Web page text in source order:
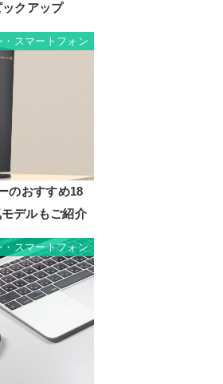
クアップ
・スマートフォン
のおすすめ18
デルもご紹介
・スマートフォン